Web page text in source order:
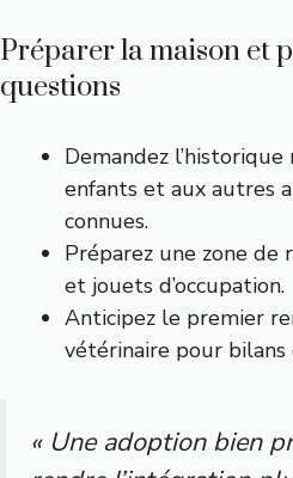
Préparer la maison et
questions
Demandez
enfants et aux autres
connues.
Préparez une zone de
et jouets d’occupation.
Anticipez le premier
vétérinaire pour bilans
« Une adoption bien